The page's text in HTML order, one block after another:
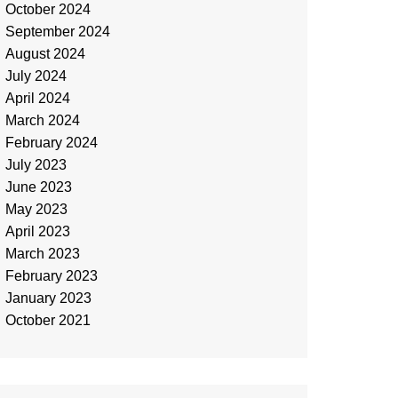
October 2024
September 2024
August 2024
July 2024
April 2024
March 2024
February 2024
July 2023
June 2023
May 2023
April 2023
March 2023
February 2023
January 2023
October 2021